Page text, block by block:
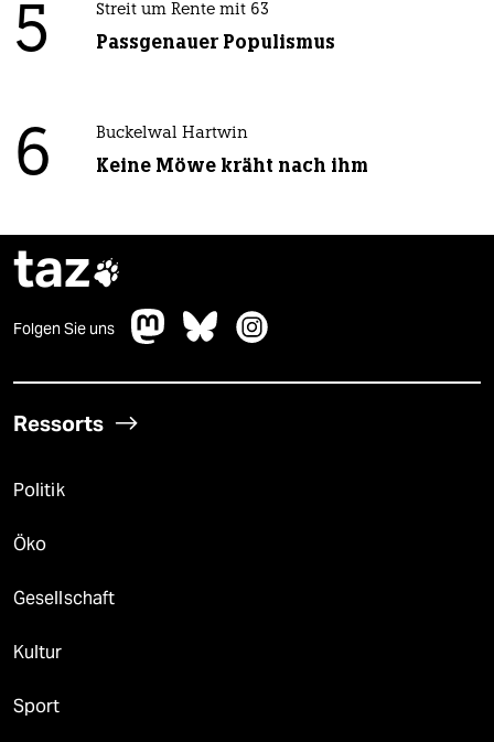
5 Streit um Rente mit 63
Passgenauer Populismus
6 Buckelwal Hartwin
Keine Möwe kräht nach ihm
taz
Folgen Sie uns
Ressorts
Politik
Öko
Gesellschaft
Kultur
Sport